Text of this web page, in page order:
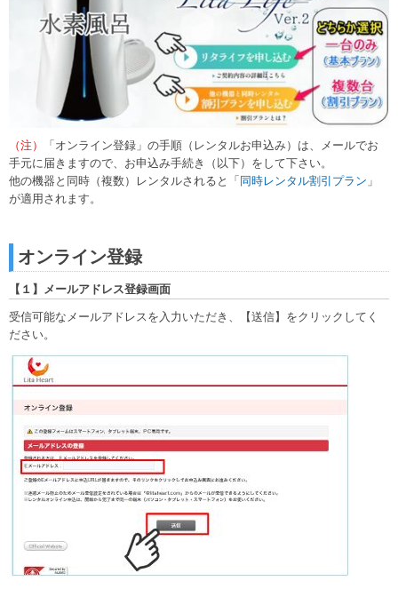
（注）
「オンライン登録」の手順（レンタルお申込み）は、メールでお
手元に届きますので、お申込み手続き（以下）をして下さい。
他の機器と同時（複数）レンタルされると「 同時レンタル割引プラン 」
が適用されます。
オンライン登録
【１】メールアドレス登録画面
受信可能なメールアドレスを入力いただき、【送信】をクリックしてく
ださい。